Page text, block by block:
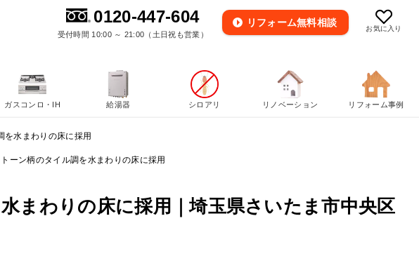
お気に入り
0120-447-604
受付時間 10:00 ～ 21:00（土日祝も営業）
リフォーム無料相談
を水まわりの床に採用
ーン柄のタイル調を水まわりの床に採用
まわりの床に採用｜埼玉県さいたま市中央区
ガスコンロ・IH 給湯器 シロアリ リノベーション リフォーム事例